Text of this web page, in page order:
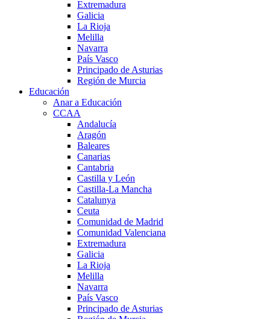
Extremadura
Galicia
La Rioja
Melilla
Navarra
País Vasco
Principado de Asturias
Región de Murcia
Educación
Anar a Educación
CCAA
Andalucía
Aragón
Baleares
Canarias
Cantabria
Castilla y León
Castilla-La Mancha
Catalunya
Ceuta
Comunidad de Madrid
Comunidad Valenciana
Extremadura
Galicia
La Rioja
Melilla
Navarra
País Vasco
Principado de Asturias